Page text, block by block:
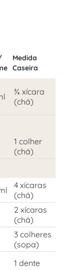
Medida
Caseira
¾ xícara
(chá)
1 colher
(chá)
4 xícaras
(chá)
2 xícaras
(chá)
3 colheres
(sopa)
1 dente